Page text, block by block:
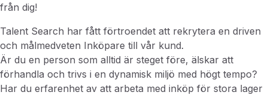
från dig!
Talent Search har fått förtroendet att rekrytera en driven
och målmedveten Inköpare till vår kund.
Är du en person som alltid är steget före, älskar att
förhandla och trivs i en dynamisk miljö med högt tempo?
Har du erfarenhet av att arbeta med inköp för stora lager